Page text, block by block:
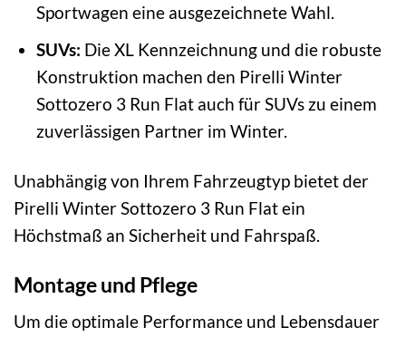
Sportwagen eine ausgezeichnete Wahl.
SUVs: Die XL Kennzeichnung und die robuste
Konstruktion machen den Pirelli Winter
Sottozero 3 Run Flat auch für SUVs zu einem
zuverlässigen Partner im Winter.
Unabhängig von Ihrem Fahrzeugtyp bietet der
Pirelli Winter Sottozero 3 Run Flat ein
Höchstmaß an Sicherheit und Fahrspaß.
Montage und Pflege
Um die optimale Performance und Lebensdauer